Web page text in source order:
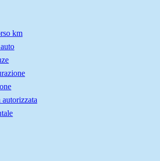
km